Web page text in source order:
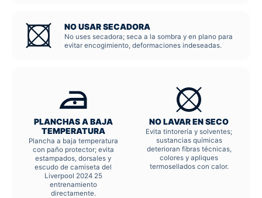
NO USAR SECADORA
No uses secadora; seca a la sombra y en plano para
evitar encogimiento, deformaciones indeseadas.
PLANCHAS A BAJA
TEMPERATURA
Plancha a baja temperatura
con paño protector; evita
estampados, dorsales y
escudo de camiseta del
Liverpool 2024 25
entrenamiento
directamente.
NO LAVAR EN SECO
Evita tintorería y solventes;
sustancias químicas
deterioran fibras técnicas,
colores y apliques
termosellados con calor.